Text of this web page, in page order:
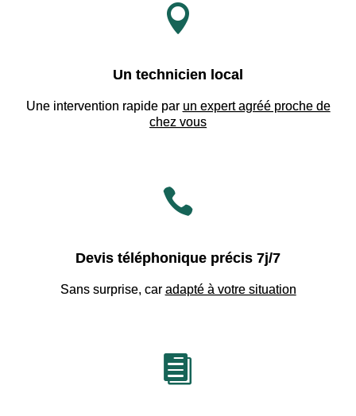

Un technicien local
Une intervention rapide par un expert agréé proche de
chez vous

Devis téléphonique précis 7j/7
Sans surprise, car adapté à votre situation
